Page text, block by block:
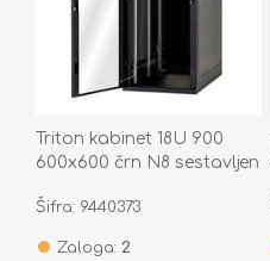
Triton kabinet 18U 900
600x600 črn N8 sestavljen
Šifra: 9440373
Zaloga: 2